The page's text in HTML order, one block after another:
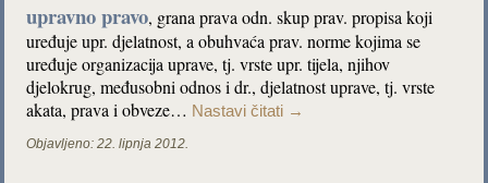
upravno pravo, grana prava odn. skup prav. propisa koji
uređuje upr. djelatnost, a obuhvaća prav. norme kojima se
uređuje organizacija uprave, tj. vrste upr. tijela, njihov
djelokrug, međusobni odnos i dr., djelatnost uprave, tj. vrste
akata, prava i obveze… Nastavi čitati →
Objavljeno: 22. lipnja 2012.